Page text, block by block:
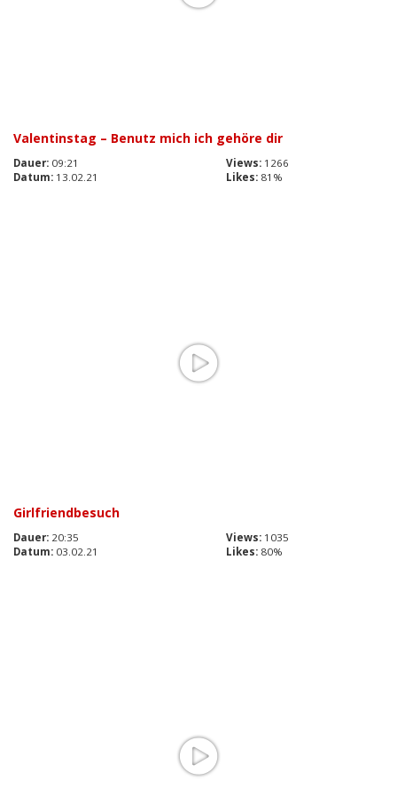
Valentinstag – Benutz mich ich gehöre dir
Dauer: 09:21 Views: 1266
Datum: 13.02.21 Likes: 81%
Girlfriendbesuch
Dauer: 20:35 Views: 1035
Datum: 03.02.21 Likes: 80%